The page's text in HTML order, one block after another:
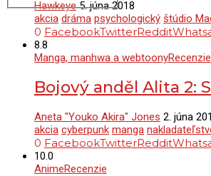
Hawkeye 5. júna 2018
akcia dráma psychologický štúdio
0 FacebookTwitterReddit
8.8
Manga, manhwa a webtoonyRecenzie
Bojový anděl Alita 2:
Aneta "Youko Akira" Jones 2. júna
akcia cyberpunk manga
0 FacebookTwitterReddit
10.0
AnimeRecenzie